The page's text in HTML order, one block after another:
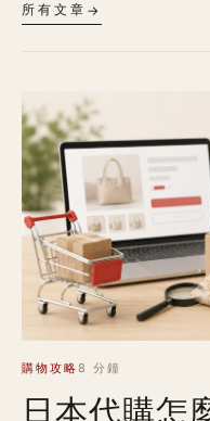
所有文章 →
購物攻略8 分鐘
日本代購怎